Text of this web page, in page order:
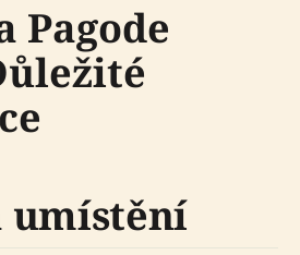
Pagode
umístění